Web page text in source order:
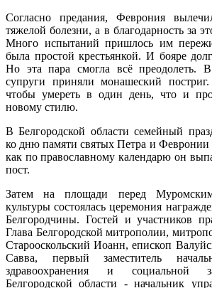
Согласно предания, Феврония
тяжелой болезни, а в благодарность за
Много испытаний пришлось им
была простой крестьянкой. И бояре
Но эта пара смогла всё преодолеть.
супруги приняли монашеский
чтобы умереть в один день, что и
новому стилю.
В Белгородской области семейный
ко дню памяти святых Петра и Февронии
как по православному календарю он
пост.
Затемна площади перед
культуры состоялась церемония
Белгородчины. Гостей и участников
Глава Белгородской митрополии,
Старооскольский Иоанн, епископ
Савва, первый заместитель
здравоохранения и социальной
Белгородской области - начальник